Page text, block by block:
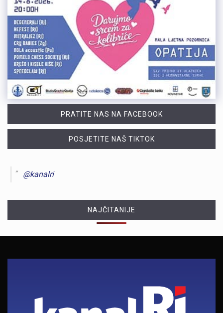
PRATITE NAS NA FACEBOOK
POSJETITE NAŠ TIKTOK
@kanalri
NAJČITANIJE